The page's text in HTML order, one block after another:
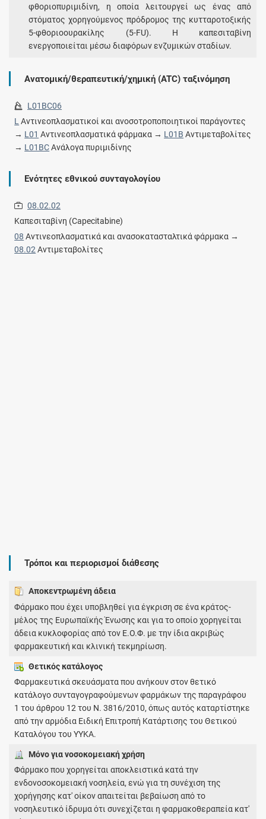
φθοριοπυριμιδίνη, η οποία λειτουργεί ως ένας από
στόματος χορηγούμενος πρόδρομος της κυτταροτοξικής
5-φθοριοουρακίλης (5-FU). Η καπεσιταβίνη
ενεργοποιείται μέσω διαφόρων ενζυμικών σταδίων.
Ανατομική/θεραπευτική/χημική (ATC) ταξινόμηση
L01BC06
L Αντινεοπλασματικοί και ανοσοτροποποιητικοί παράγοντες
→ L01 Αντινεοπλασματικά φάρμακα → L01B Αντιμεταβολίτες
→ L01BCΑνάλογα πυριμιδίνης
Ενότητες εθνικού συνταγολογίου
08.02.02
Καπεσιταβίνη (Capecitabine)
08 Αντινεοπλασματικά και ανασοκατασταλτικά φάρμακα →
08.02Αντιμεταβολίτες
Τρόποι και περιορισμοί διάθεσης
Αποκεντρωμένη άδεια
Φάρμακο που έχει υποβληθεί για έγκριση σε ένα κράτος-
μέλος της Ευρωπαϊκής Ένωσης και για το οποίο χορηγείται
άδεια κυκλοφορίας από τον Ε.Ο.Φ. με την ίδια ακριβώς
φαρμακευτική και κλινική τεκμηρίωση.
Θετικός κατάλογος
Φαρμακευτικά σκευάσματα που ανήκουν στον θετικό
κατάλογο συνταγογραφούμενων φαρμάκων της παραγράφου
1 του άρθρου 12 του Ν. 3816/2010, όπως αυτός καταρτίστηκε
από την αρμόδια Ειδική Επιτροπή Κατάρτισης του Θετικού
Καταλόγου του ΥΥΚΑ.
Μόνο για νοσοκομειακή χρήση
Φάρμακο που χορηγείται αποκλειστικά κατά την
ενδονοσοκομειακή νοσηλεία, ενώ για τη συνέχιση της
χορήγησης κατ' οίκον απαιτείται βεβαίωση από το
νοσηλευτικό ίδρυμα ότι συνεχίζεται η φαρμακοθεραπεία κατ'